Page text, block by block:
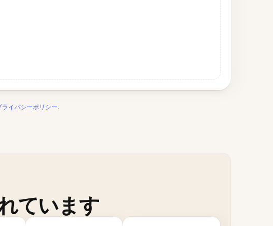
ライバシーポリシー.
ています